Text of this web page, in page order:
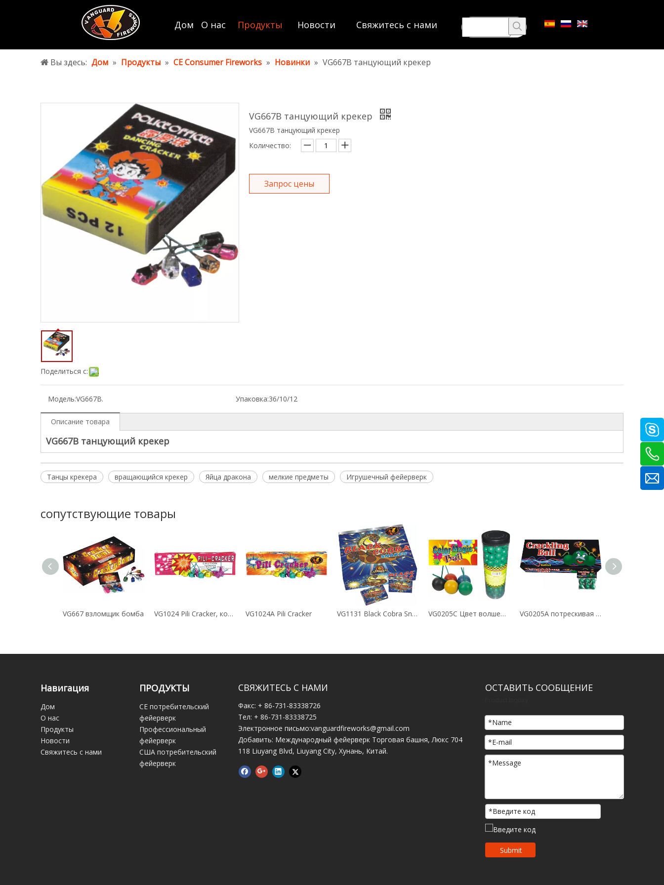
Дом О нас Продукты Новости Свяжитесь с нами
Вы здесь: Дом » Продукты » CE Consumer Fireworks » Новинки » VG667B танцующий крекер
Поделиться с:
VG667B танцующий крекер
VG667B танцующий крекер
Количество:
Запрос цены
Модель:VG667B. Упаковка:36/10/12
Описание товара
VG667B танцующий крекер
Танцы крекера вращающийся крекер Яйца дракона мелкие предметы Игрушечный фейерверк
сопутствующие товары
VG667 взломщик бомба VG1024 Pili Cracker, конфеты фейерверки VG1024A Pili Cracker VG1131 Black Cobra Snake VG0205C Цвет волшебный шар VG0205A потрескивая мяч
Навигация
Дом
О нас
Продукты
Новости
Свяжитесь с нами
ПРОДУКТЫ
CE потребительский
фейерверк
Профессиональный
фейерверк
США потребительский
фейерверк
СВЯЖИТЕСЬ С НАМИ
Факс: + 86-731-83338726
Тел: + 86-731-83338725
Электронное письмо:vanguardfireworks@gmail.com
Добавить: Международный фейерверк Торговая башня, Люкс 704
118 Liuyang Blvd, Liuyang City, Хунань, Китай.
ОСТАВИТЬ СООБЩЕНИЕ
Submit